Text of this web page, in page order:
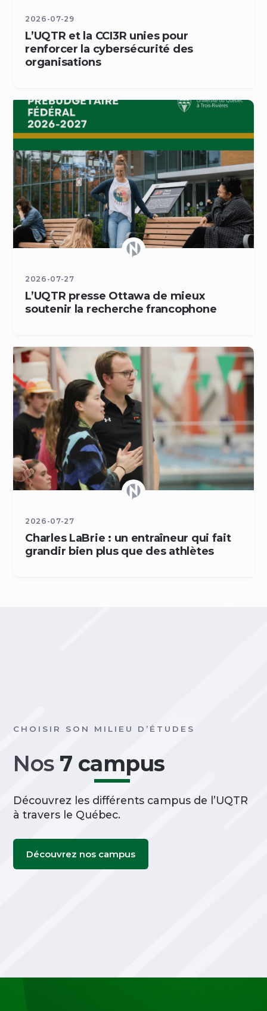
2026-07-29
L’UQTR et la CCI3R unies pour
renforcer la cybersécurité des
organisations
2026-07-27
L’UQTR presse Ottawa de mieux
soutenir la recherche francophone
2026-07-27
Charles LaBrie : un entraîneur qui fait
grandir bien plus que des athlètes
CHOISIR SON MILIEU D’ÉTUDES
Nos 7 campus
Découvrez les différents campus de l’UQTR
à travers le Québec.
Découvrez nos campus